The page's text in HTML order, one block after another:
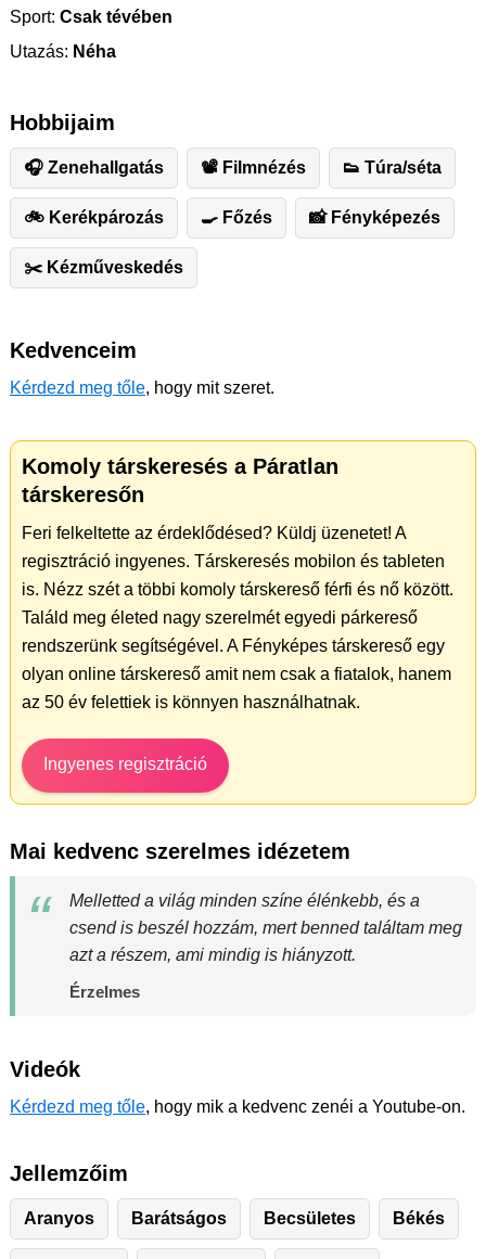
Sport: Csak tévében
Utazás: Néha
Hobbijaim
🎧 Zenehallgatás 📽 Filmnézés 👟 Túra/séta
🚲 Kerékpározás 🍳 Főzés 📸 Fényképezés
✂️ ️Kézműveskedés
Kedvenceim
Kérdezd meg tőle, hogy mit szeret.
Komoly társkeresés a Páratlan
társkeresőn
Feri felkeltette az érdeklődésed? Küldj üzenetet! A
regisztráció ingyenes. Társkeresés mobilon és tableten
is. Nézz szét a többi komoly társkereső férfi és nő között.
Találd meg életed nagy szerelmét egyedi párkereső
rendszerünk segítségével. A Fényképes társkereső egy
olyan online társkereső amit nem csak a fiatalok, hanem
az 50 év felettiek is könnyen használhatnak.
Ingyenes regisztráció
Mai kedvenc szerelmes idézetem
Melletted a világ minden színe élénkebb, és a
csend is beszél hozzám, mert benned találtam meg
azt a részem, ami mindig is hiányzott.
Érzelmes
Videók
Kérdezd meg tőle, hogy mik a kedvenc zenéi a Youtube-on.
Jellemzőim
Aranyos Barátságos Becsületes Békés